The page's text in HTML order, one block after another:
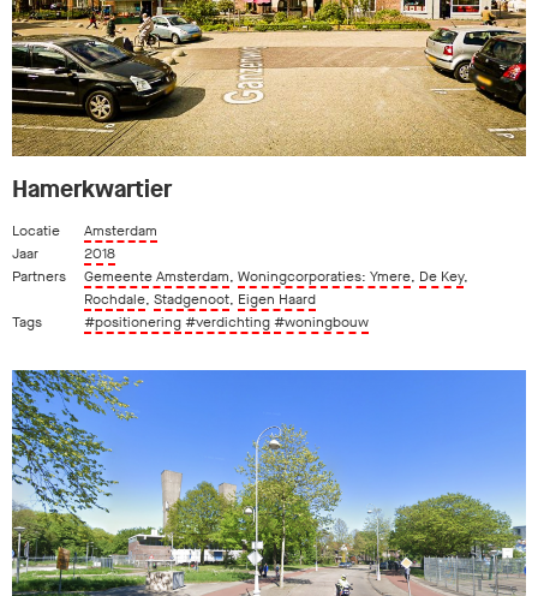
Hamerkwartier
Locatie
Amsterdam
Jaar
2018
Partners
Gemeente Amsterdam, Woningcorporaties: Ymere, De Key,
Rochdale, Stadgenoot, Eigen Haard
Tags
#positionering#verdichting#woningbouw